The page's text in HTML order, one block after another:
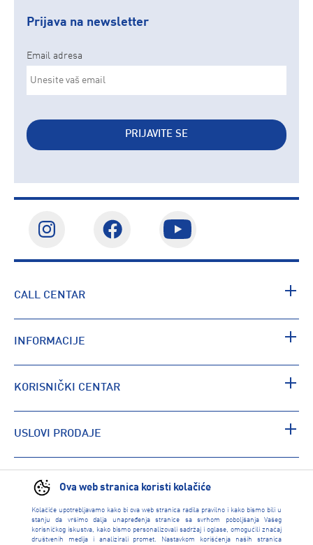
Ova web stranica koristi kolačiće
Kolačiće upotrebljavamo kako bi ova web stranica radila pravilno i kako bismo bili u
stanju da vršimo dalja unapređenja stranice sa svrhom poboljšanja Vašeg
korisničkog iskustva, kako bismo personalizovali sadržaj i oglase, omogućili značaj
društvenih medija i analizirali promet. Nastavkom korišćenja naših stranica
Prijava na newsletter
Email adresa
PRIJAVITE SE
CALL CENTAR
INFORMACIJE
KORISNIČKI CENTAR
USLOVI PRODAJE
PRONAĐI RADNJU